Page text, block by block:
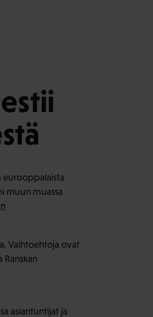
eurooppalaista
muun muassa
Vaihtoehtoja ovat
asiantuntijat ja